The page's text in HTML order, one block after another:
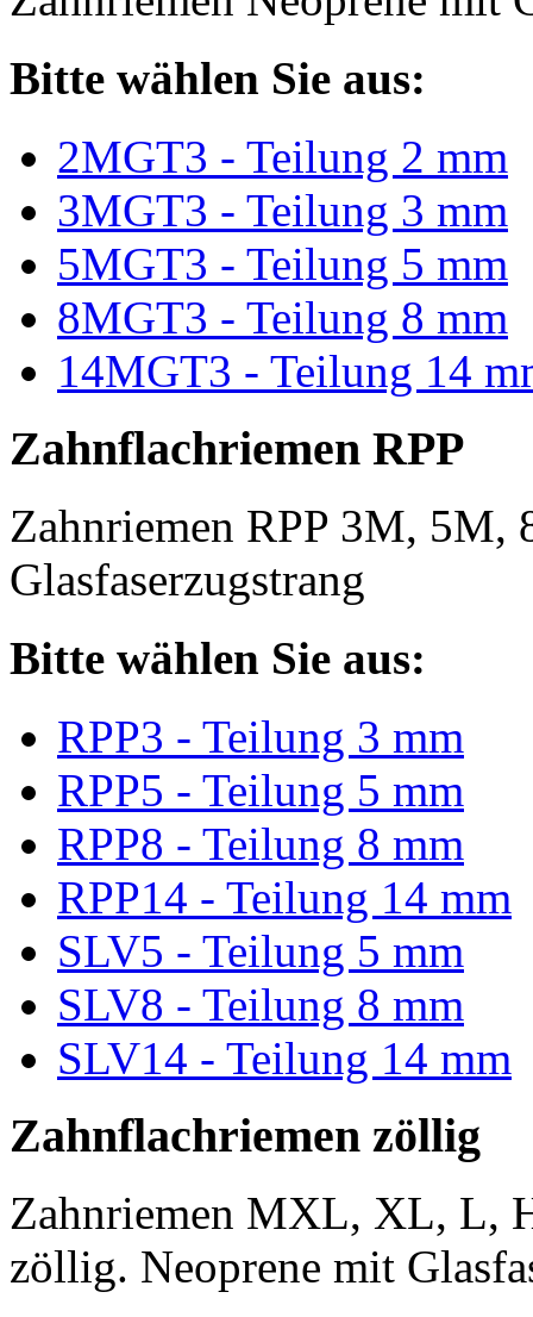
Bitte wählen Sie aus:
2MGT3 - Teilung 2 mm
3MGT3 - Teilung 3 mm
5MGT3 - Teilung 5 mm
8MGT3 - Teilung 8 mm
14MGT3 - Teilung 14
Zahnflachriemen RPP
Zahnriemen RPP 3M, 5M,
Glasfaserzugstrang
Bitte wählen Sie aus:
RPP3 - Teilung 3 mm
RPP5 - Teilung 5 mm
RPP8 - Teilung 8 mm
RPP14 - Teilung 14 mm
SLV5 - Teilung 5 mm
SLV8 - Teilung 8 mm
SLV14 - Teilung 14 mm
Zahnflachriemen zöllig
Zahnriemen MXL, XL, L,
zöllig. Neoprene mit